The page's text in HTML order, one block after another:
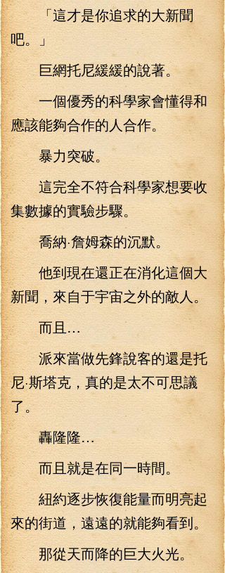
「這才是你追求的大新聞
吧。」
巨網托尼緩緩的說著。
一個優秀的科學家會懂得和
應該能夠合作的人合作。
暴力突破。
這完全不符合科學家想要收
集數據的實驗步驟。
喬納·詹姆森的沉默。
他到現在還正在消化這個大
新聞，來自于宇宙之外的敵人。
而且…
派來當做先鋒說客的還是托
尼·斯塔克，真的是太不可思議
了。
轟隆隆…
而且就是在同一時間。
紐約逐步恢復能量而明亮起
來的街道，遠遠的就能夠看到。
那從天而降的巨大火光。